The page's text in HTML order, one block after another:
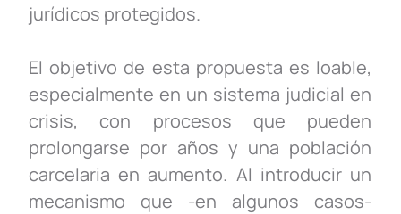
jurídicos protegidos.
El objetivo de esta propuesta es loable,
especialmente en un sistema judicial en
crisis, con procesos que pueden
prolongarse por años y una población
carcelaria en aumento. Al introducir un
mecanismo que -en algunos casos-